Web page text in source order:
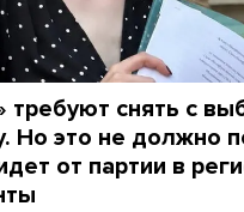
требуют снять с
Но это не должно
от партии в